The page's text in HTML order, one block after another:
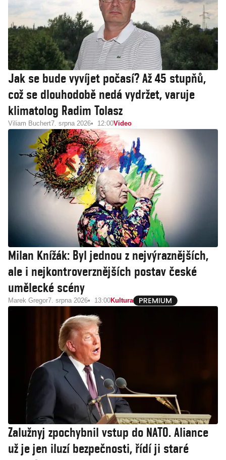
Jak se bude vyvíjet počasí? Až 45 stupňů,
což se dlouhodobě nedá vydržet, varuje
klimatolog Radim Tolasz
Viliam Buchert7. srpna 2026 12:00Video
Milan Knížák: Byl jednou z nejvýraznějších,
ale i nejkontroverznějších postav české
umělecké scény
Marek Gregor7. srpna 2026 13:00Kultura
Zalužnyj zpochybnil vstup do NATO. Aliance
už je jen iluzí bezpečnosti, řídí ji staré